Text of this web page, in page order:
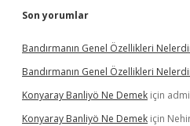
Son yorumlar
Bandırmanın Genel Özellikleri
Bandırmanın Genel Özellikleri
Konyaray Banliyö Ne Demek için
Konyaray Banliyö Ne Demek için